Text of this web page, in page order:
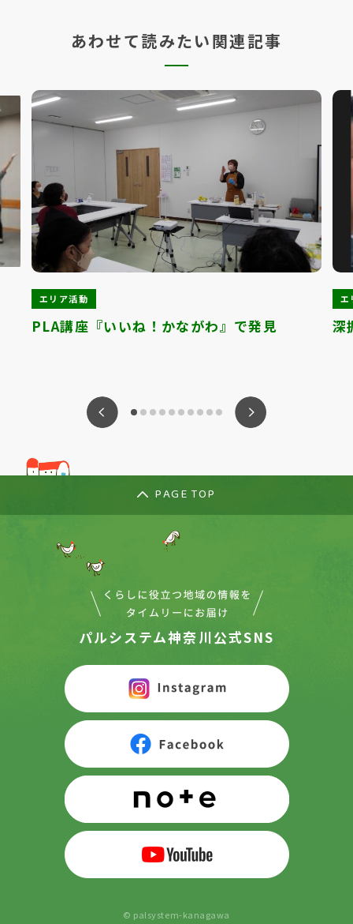
あわせて読みたい関連記事
エリア活動
PLA講座『いいね！かながわ』で発見
エ
深
PAGE TOP
パルシステム神奈川公式SNS
© palsystem-kanagawa